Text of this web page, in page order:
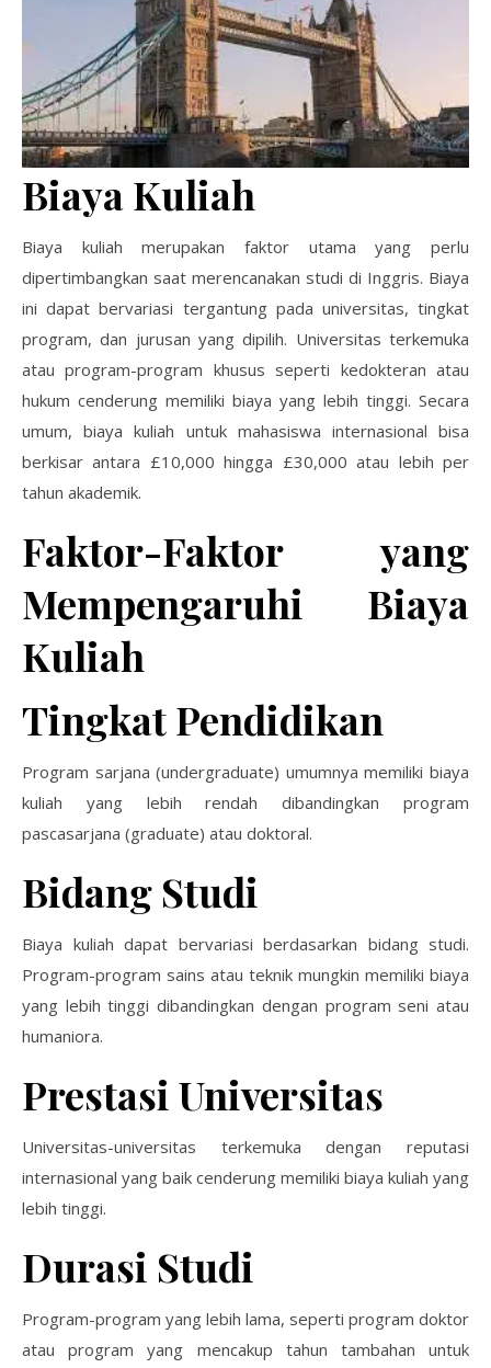
Biaya Kuliah
Biaya kuliah merupakan faktor utama yang perlu
dipertimbangkan saat merencanakan studi di Inggris. Biaya
ini dapat bervariasi tergantung pada universitas, tingkat
program, dan jurusan yang dipilih. Universitas terkemuka
atau program-program khusus seperti kedokteran atau
hukum cenderung memiliki biaya yang lebih tinggi. Secara
umum, biaya kuliah untuk mahasiswa internasional bisa
berkisar antara £10,000 hingga £30,000 atau lebih per
tahun akademik.
Faktor-Faktor yang
Mempengaruhi Biaya
Kuliah
Tingkat Pendidikan
Program sarjana (undergraduate) umumnya memiliki biaya
kuliah yang lebih rendah dibandingkan program
pascasarjana (graduate) atau doktoral.
Bidang Studi
Biaya kuliah dapat bervariasi berdasarkan bidang studi.
Program-program sains atau teknik mungkin memiliki biaya
yang lebih tinggi dibandingkan dengan program seni atau
humaniora.
Prestasi Universitas
Universitas-universitas terkemuka dengan reputasi
internasional yang baik cenderung memiliki biaya kuliah yang
lebih tinggi.
Durasi Studi
Program-program yang lebih lama, seperti program doktor
atau program yang mencakup tahun tambahan untuk